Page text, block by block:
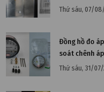
Thứ sáu, 07/
Đồng hồ đo
soát chênh
Thứ sáu, 31/07/